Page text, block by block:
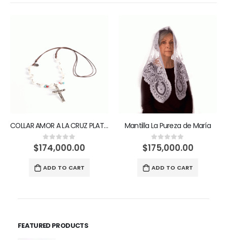
COLLAR AMOR A LA CRUZ PLATEADO
0out of 5
$174,000.00
ADD TO CART
Mantilla La Pureza de María
0out of 5
$175,000.00
ADD TO CART
FEATURED PRODUCTS